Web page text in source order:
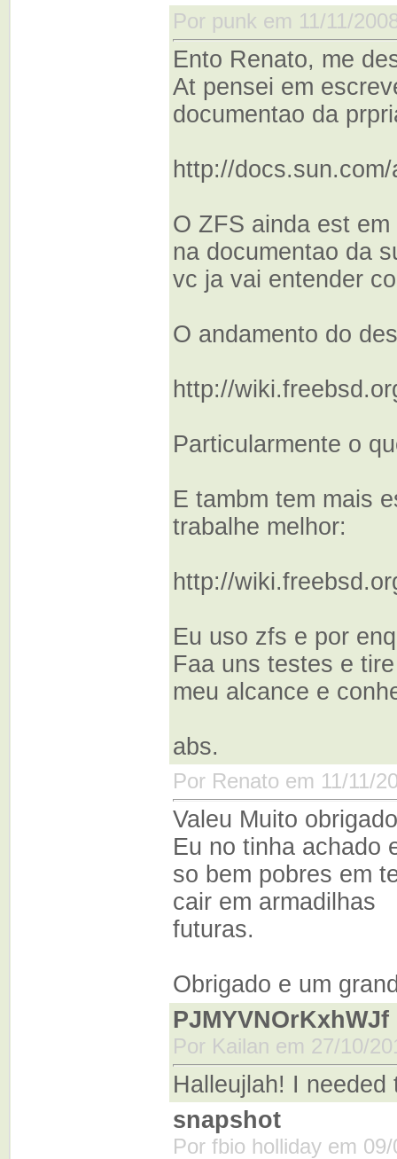
Por punk em 11/11/
Ento Renato, me
At pensei em
documentao da
http://
O ZFS ainda est
na documentao da
vc ja vai entender
O andamento do
http://
Particularmente o
E tambm tem mais
trabalhe melhor:
http://
Eu uso zfs e por
Faa uns testes e
meu alcance e
abs.
Por Renato em 11/11/
Valeu Muito
Eu no tinha achado
so bem pobres em
cair em armadilhas
futuras.
Obrigado e um
PJMYVNOrKxhWJf
Por Kailan em 27/10/
Halleujlah! I
snapshot
Por fbio holliday em